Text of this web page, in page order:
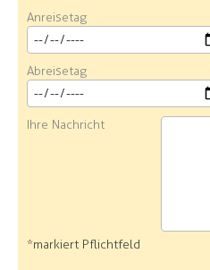
Anreisetag
Abreisetag
Ihre Nachricht
*markiert Pflichtfeld